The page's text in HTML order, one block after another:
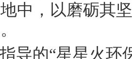
中，以磨砺其
导的“星星火环